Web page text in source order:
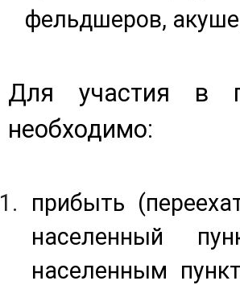
фельдшеров,
Для участия в
необходимо:
прибыть
населенный
населенным